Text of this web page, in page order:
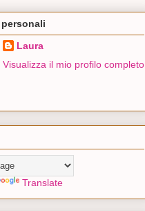
Laura
Visualizza il mio profilo completo
Translate